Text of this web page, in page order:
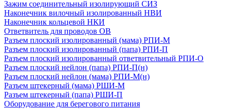
Зажим соединительный изолирующий СИЗ
Наконечник вилочный изолированный НВИ
Наконечник кольцевой НКИ
Ответвитель для проводов ОВ
Разъем плоский изолированный (мама) РПИ-М
Разъем плоский изолированный (папа) РПИ-П
Разъем плоский изолированный ответвительный РПИ-О
Разъем плоский нейлон (папа) РПИ-П(н)
Разъем плоский нейлон (мама) РПИ-М(н)
Разъем штекерный (мама) РШИ-М
Разъем штекерный (папа) РШИ-П
Оборудование для берегового питания